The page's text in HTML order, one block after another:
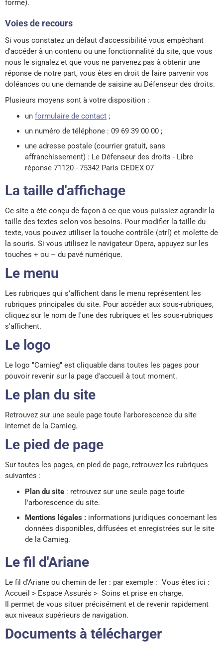
forme).
Voies de recours
Si vous constatez un défaut d'accessibilité vous empêchant
d'accéder à un contenu ou une fonctionnalité du site, que vous
nous le signalez et que vous ne parvenez pas à obtenir une
réponse de notre part, vous êtes en droit de faire parvenir vos
doléances ou une demande de saisine au Défenseur des droits.
Plusieurs moyens sont à votre disposition :
un formulaire de contact ;
un numéro de téléphone : 09 69 39 00 00 ;
une adresse postale (courrier gratuit, sans
affranchissement) : Le Défenseur des droits - Libre
réponse 71120 - 75342 Paris CEDEX 07
La taille d'affichage
Ce site a été conçu de façon à ce que vous puissiez agrandir la
taille des textes selon vos besoins. Pour modifier la taille du
texte, vous pouvez utiliser la touche contrôle (ctrl) et molette de
la souris. Si vous utilisez le navigateur Opera, appuyez sur les
touches + ou – du pavé numérique.
Le menu
Les rubriques qui s'affichent dans le menu représentent les
rubriques principales du site. Pour accéder aux sous-rubriques,
cliquez sur le nom de l'une des rubriques et les sous-rubriques
s'affichent.
Le logo
Le logo "Camieg" est cliquable dans toutes les pages pour
pouvoir revenir sur la page d'accueil à tout moment.
Le plan du site
Retrouvez sur une seule page toute l'arborescence du site
internet de la Camieg.
Le pied de page
Sur toutes les pages, en pied de page, retrouvez les rubriques
suivantes :
Plan du site : retrouvez sur une seule page toute
l'arborescence du site.
Mentions légales : informations juridiques concernant les
données disponibles, diffusées et enregistrées sur le site
de la Camieg.
Le fil d'Ariane
Le fil d'Ariane ou chemin de fer : par exemple : "Vous êtes ici :
Accueil > Espace Assurés > Soins et prise en charge.
Il permet de vous situer précisément et de revenir rapidement
aux niveaux supérieurs de navigation.
Documents à télécharger